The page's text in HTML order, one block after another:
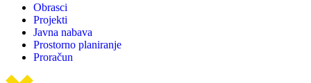
Obrasci
Projekti
Javna nabava
Prostorno planiranje
Proračun